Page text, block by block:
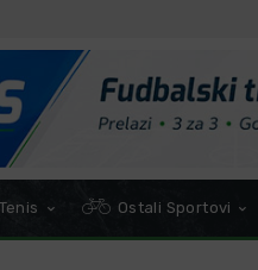
Tenis Ostali Sportovi